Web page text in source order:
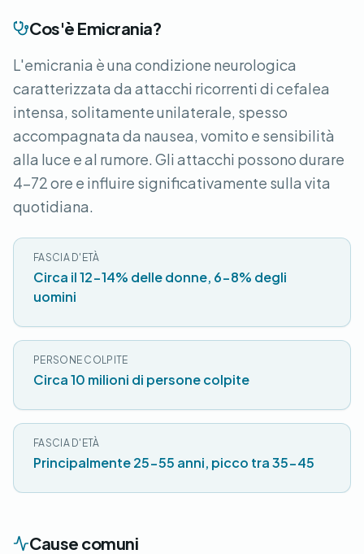
Cos'è Emicrania?
L'emicrania è una condizione neurologica
caratterizzata da attacchi ricorrenti di cefalea
intensa, solitamente unilaterale, spesso
accompagnata da nausea, vomito e sensibilità
alla luce e al rumore. Gli attacchi possono durare
4-72 ore e influire significativamente sulla vita
quotidiana.
FASCIA D'ETÀ
Circa il 12-14% delle donne, 6-8% degli
uomini
PERSONE COLPITE
Circa 10 milioni di persone colpite
FASCIA D'ETÀ
Principalmente 25-55 anni, picco tra 35-45
Cause comuni